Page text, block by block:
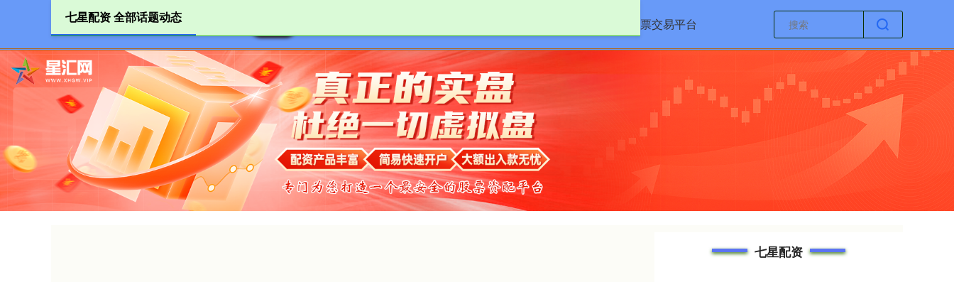
正规股票交易平台
七星配资 全部话题动态
七星配资